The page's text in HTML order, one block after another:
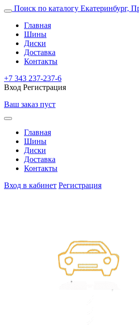
Поиск по каталогу Екатеринбург,
Главная
Шины
Диски
Доставка
Контакты
+7 343 237-237-6
Вход Регистрация
Ваш заказ пуст
Главная
Шины
Диски
Доставка
Контакты
Вход в кабинет Регистрация